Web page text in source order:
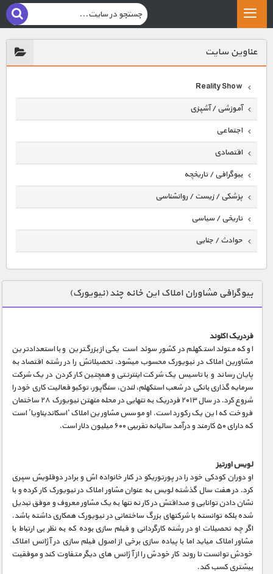
عناوين سايت
Reality Show
آموزشی / آشپزی
اجتماعی
اقتصادی
بیوگرافی / تاریخچه
پزشکی / زیست / روانشناسی
تاریخی / سیاسی
حوادث / جنایی
دنیای خوراکی ها
زمین شناسی / محیط زیست
سرگرمی
شناخت کودکان
طبیعت
علم و فناوری
کیهان / نجوم
گردشگری
ماورایی
مسابقات / ورزشی
مستند های اختصاصی
بیوگرافی مشاوران املاک این خانه چند (نیویورک)
فردریک اکلوند
او که متولد استکهلم در کشور سوئد است یکی از بزرگترین و با استعدادترین
مشاورین املاک در نیویورک محسوب میشود. تحصیلاتش را در رشته اقتصاد به
پایان رساند و با تاسیس یک شرکت اینترنتی و همچنین کار کردن در یک شرکت
سرمایه گذاری بانکی در شعب استکهلم٬ لندن٬ سنگاپور٬ توکیو فعالیت کاری خود را
شروع کرد. در سال ۲۰۱۳ فردریک به تنهایی در محله منهتن نیویورک ۲۸ ساختمان
فروخت که این یک رکورد است. او موسس مشاورین املاک ‘اسکاندیناویا’ است
که دارای ۵۰ کارمند و درآمد سالیانه تقریبی ۶۰۰ میلیون دلار است.
لویس اورتیز
او دوران کودکی خود را در پورتوریکو در کنار خانواده اش و برادر دوقلویش سپری
کرد. در هفت سال گذشته لویس به عنوان مشاور املاک در نیویورک کار کرده و با
نشان دادن توانایی و صداقتش در کار نه تنها به یک مشاور معروف و موفق تبدیل
شده بلکه توانسته با شرکتهای بزرگ ساختمانی در نیویورک همکاری داشته باشد.
اگر چه تحصیلات او در رشته کارگردانی و فیلم سازی بوده که به نظر بی ارتباط با
مشاور املاک میاید اما با پیاده سازی برخی از اصول فیلم سازی در آژانس املاک
خودش توانست تا روند کار خودش را از آژانس های دیگر متفاوت کند و موفقیت
بیشتری کسب کند.